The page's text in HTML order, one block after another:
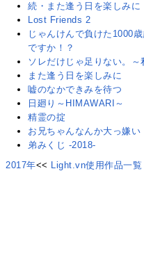
続・また逢う日を楽しみ
Lost Friends 2
じゃんけんで負けた1000
ですか！？
ソレだけじゃ足りない。
また逢う日を楽しみに
嘘のなかできみを待つ
日廻り～HIMAWARI～
精霊の掟
お兄ちゃんなんか大っ嫌い
弟みくじ -2018-
2017年<< Light.vn使用作品一覧